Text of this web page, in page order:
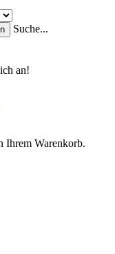
Suche...
an!
Ihrem Warenkorb.